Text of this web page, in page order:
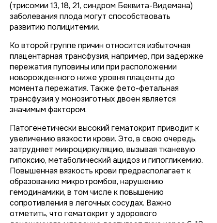
(трисомии 13, 18, 21, синдром Беквита-Видемана)
заболевания плода могут способствовать
развитию полицитемии.
Ко второй группе причин относится избыточная
плацентарная трансфузия, например, при задержке
пережатия пуповины или при расположении
новорожденного ниже уровня плаценты до
момента пережатия. Также фето-фетальная
трансфузия у монозиготных двоен является
значимым фактором.
Патогенетически высокий гематокрит приводит к
увеличению вязкости крови. Это, в свою очередь,
затрудняет микроциркуляцию, вызывая тканевую
гипоксию, метаболический ацидоз и гипогликемию.
Повышенная вязкость крови предрасполагает к
образованию микротромбов, нарушению
гемодинамики, в том числе к повышению
сопротивления в легочных сосудах. Важно
отметить, что гематокрит у здорового